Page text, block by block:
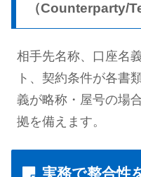
（Counterparty/
相手先名称、口座名
ト、契約条件が各書
義が略称・屋号の場
拠を備えます。
実務で整合性